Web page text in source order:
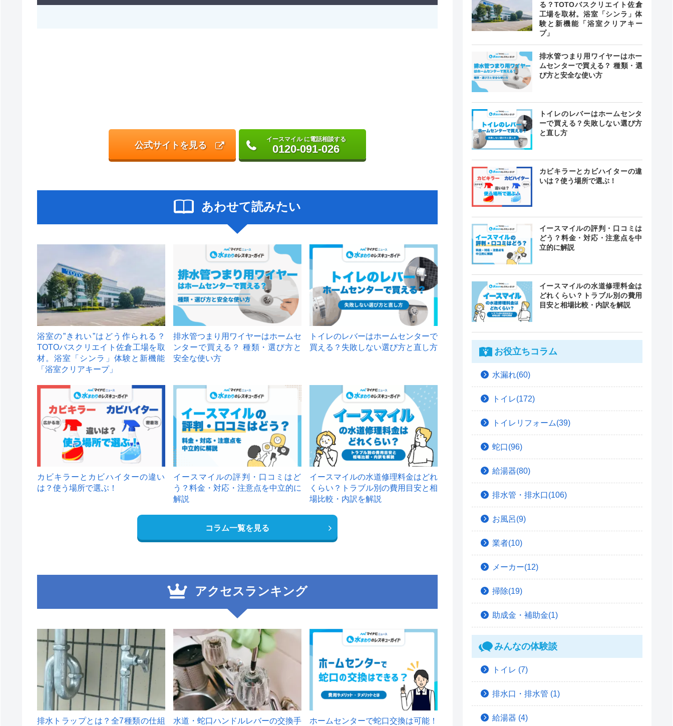
公式サイトを見る
イースマイル に電話相談する
0120-091-026
あわせて読みたい
浴室の”きれい”はどう作られる？
TOTOバスクリエイト佐倉工場を取
材。浴室「シンラ」体験と新機能
「浴室クリアキープ」
排水管つまり用ワイヤーはホームセ
ンターで買える？ 種類・選び方と
安全な使い方
トイレのレバーはホームセンターで
買える？失敗しない選び方と直し方
カビキラーとカビハイターの違い
は？使う場所で選ぶ！
イースマイルの評判・口コミはど
う？料金・対応・注意点を中立的に
解説
イースマイルの水道修理料金はどれ
くらい？トラブル別の費用目安と相
場比較・内訳を解説
コラム一覧を見る
アクセスランキング
1
排水トラップとは？全7種類の仕組
2
水道・蛇口ハンドルレバーの交換手
ホームセンターで蛇口交換は可能！
る？TOTOバスクリエイト佐倉
工場を取材。浴室「シンラ」体
験と新機能「浴室クリアキー
プ」
排水管つまり用ワイヤーはホー
ムセンターで買える？ 種類・選
び方と安全な使い方
トイレのレバーはホームセンタ
ーで買える？失敗しない選び方
と直し方
カビキラーとカビハイターの違
いは？使う場所で選ぶ！
イースマイルの評判・口コミは
どう？料金・対応・注意点を中
立的に解説
イースマイルの水道修理料金は
どれくらい？トラブル別の費用
目安と相場比較・内訳を解説
お役立ちコラム
水漏れ(60)
トイレ(172)
トイレリフォーム(39)
蛇口(96)
給湯器(80)
排水管・排水口(106)
お風呂(9)
業者(10)
メーカー(12)
掃除(19)
助成金・補助金(1)
みんなの体験談
トイレ (7)
排水口・排水管 (1)
給湯器 (4)